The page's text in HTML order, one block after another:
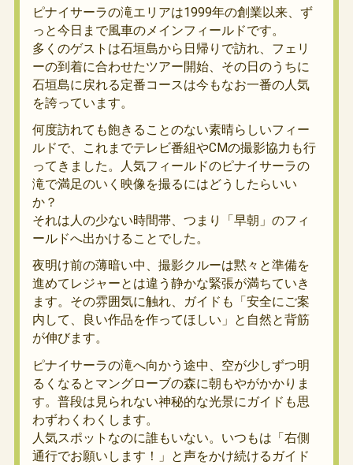
ピナイサーラの滝エリアは1999年の創業以来、ず
っと今日まで風車のメインフィールドです。
多くのゲストは石垣島から日帰りで訪れ、フェリ
ーの到着に合わせたツアー開始、その日のうちに
石垣島に戻れる定番コースは今もなお一番の人気
を誇っています。
何度訪れても飽きることのない素晴らしいフィー
ルドで、これまでテレビ番組やCMの撮影協力も行
ってきました。人気フィールドのピナイサーラの
滝で満足のいく映像を撮るにはどうしたらいい
か？
それは人の少ない時間帯、つまり「早朝」のフィ
ールドへ出かけることでした。
夜明け前の薄暗い中、撮影クルーは黙々と準備を
進めてレジャーとは違う静かな緊張が満ちていき
ます。その雰囲気に触れ、ガイドも「安全にご案
内して、良い作品を作ってほしい」と自然と背筋
が伸びます。
ピナイサーラの滝へ向かう途中、空が少しずつ明
るくなるとマングローブの森に朝もやがかかりま
す。普段は見られない神秘的な光景にガイドも思
わずわくわくします。
人気スポットなのに誰もいない。いつもは「右側
通行でお願いします！」と声をかけ続けるガイド